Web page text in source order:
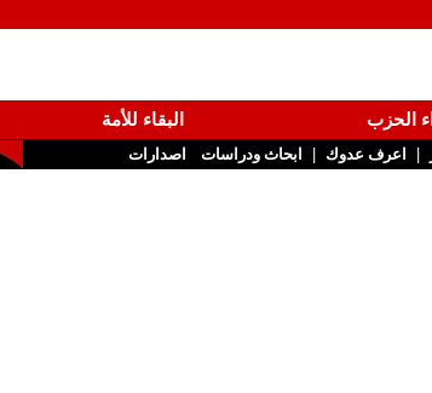
الحزب
البقاء للأمة
| اعرف عدوك | ابحاث ودراسات اصدارات